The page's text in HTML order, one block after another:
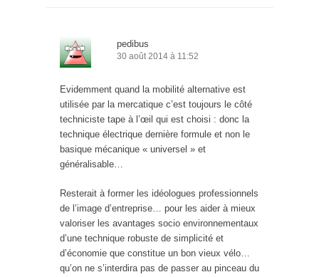
pedibus
30 août 2014 à 11:52
Evidemment quand la mobilité alternative est
utilisée par la mercatique c’est toujours le côté
techniciste tape à l’œil qui est choisi : donc la
technique électrique dernière formule et non le
basique mécanique « universel » et
généralisable…
Resterait à former les idéologues professionnels
de l’image d’entreprise… pour les aider à mieux
valoriser les avantages socio environnementaux
d’une technique robuste de simplicité et
d’économie que constitue un bon vieux vélo…
qu’on ne s’interdira pas de passer au pinceau du